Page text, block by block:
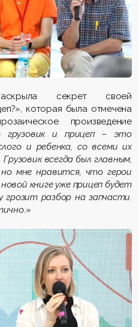
секрет своей
которая была отмечена
произведение
грузовик и прицеп – это
и ребенка, со всеми их
всегда был главным,
мне нравится, что герои
книге уже прицеп будет
грозит разбор на запчасти.
»